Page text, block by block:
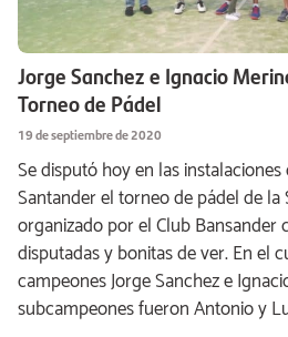
Jorge Sanchez e Ignacio
Torneo de Pádel
19 de septiembre de 2020
Se disputó hoy en las
Santander el torneo de pádel de la
organizado por el Club Bansander
disputadas y bonitas de ver. En el
campeones Jorge Sanchez e
subcampeones fueron Antonio y